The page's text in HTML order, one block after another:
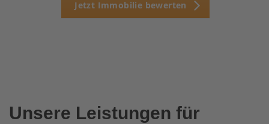
Jetzt Immobilie bewerten
Unsere Leistungen für